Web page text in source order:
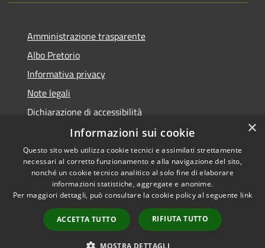
Amministrazione trasparente
Albo Pretorio
Informativa privacy
Note legali
Dichiarazione di accessibilità
Accessibilità
Privacy
Mappa del sito
Copyright © 2026 • Comune di
Spinadesco • Powered by
Municipium•Accesso
redazione
×
Informazioni sui cookie
Questo sito web utilizza cookie tecnici e assimilati strettamente
necessari al corretto funzionamento e alla navigazione del sito,
nonché un cookie tecnico analitico al solo fine di elaborare
informazioni statistiche, aggregate e anonime.
Per maggiori dettagli, può consultare la cookie policy al seguente link
ACCETTA TUTTO RIFIUTA TUTTO
MOSTRA DETTAGLI